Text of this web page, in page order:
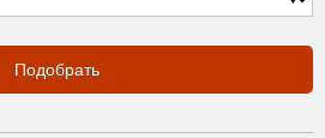
Подобрать